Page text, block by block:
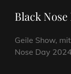
Black Nose
Geile Show,
Nose Day 2024